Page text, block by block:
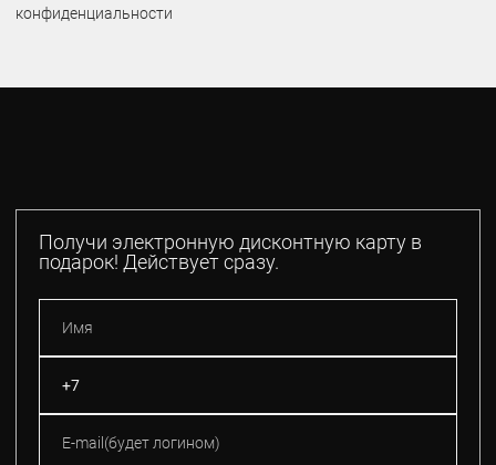
конфиденциальности
Получи электронную дисконтную карту в
подарок! Действует сразу.